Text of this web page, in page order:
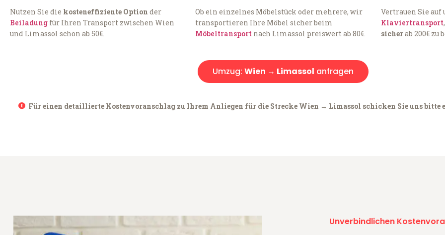
Nutzen Sie die kosteneffiziente Option der
Beiladung für Ihren Transport zwischen Wien
und Limassol schon ab 50€.
Ob ein einzelnes Möbelstück oder mehrere, wir
transportieren Ihre Möbel sicher beim
Möbeltransport nach Limassol preiswert ab 80€.
Vertrauen Sie auf
Klaviertransport
sicherab 200€ zu
Umzug: Wien → Limassol anfragen
Für einen detaillierte Kostenvoranschlag zu Ihrem Anliegen für die Strecke Wien → Limassol schicken Sie uns bitte
Unverbindlichen